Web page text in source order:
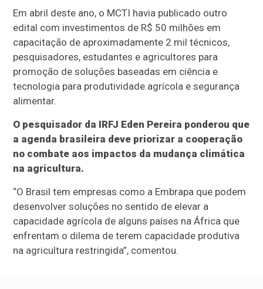
Em abril deste ano, o MCTI havia publicado outro
edital com investimentos de R$ 50 milhões em
capacitação de aproximadamente 2 mil técnicos,
pesquisadores, estudantes e agricultores para
promoção de soluções baseadas em ciência e
tecnologia para produtividade agrícola e segurança
alimentar.
O pesquisador da IRFJ Eden Pereira ponderou que
a agenda brasileira deve priorizar a cooperação
no combate aos impactos da mudança climática
na agricultura.
“O Brasil tem empresas como a Embrapa que podem
desenvolver soluções no sentido de elevar a
capacidade agrícola de alguns países na África que
enfrentam o dilema de terem capacidade produtiva
na agricultura restringida”, comentou.